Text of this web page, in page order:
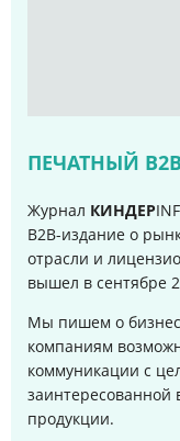
ПЕЧАТНЫЙ
Журнал КИНДЕР
B2B-издание о
отрасли и
вышел в сентябре
Мы пишем о
компаниям
коммуникации с
заинтересованной
продукции.